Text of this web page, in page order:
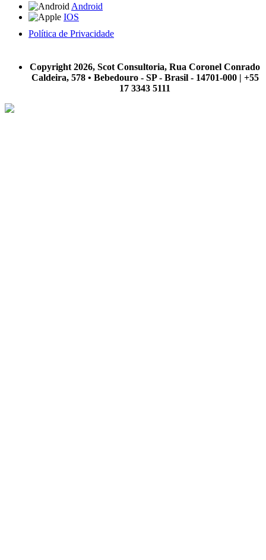
Android
IOS
Política de Privacidade
Copyright 2026, Scot Consultoria, Rua Coronel Conrado
Caldeira, 578 • Bebedouro - SP - Brasil - 14701-000 | +55
17 3343 5111